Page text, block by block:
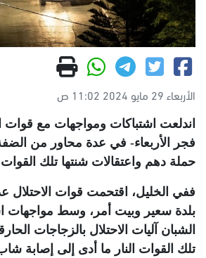
الأربعاء 29 مايو 2024 11:02 ص
اندلعت اشتباكات ومواجهات مع قوات
فجر الأربعاء- في عدة محاور من
حملة دهم واعتقالات شنتها تلك القوات
ففي الخليل، اقتحمت قوات الاحتلال
بلدة سعير وبيت أمر، وسط مواجهات
الشبان آليات الاحتلال بالزجاجات
تلك القوات النار ما أدى إلى إصابة